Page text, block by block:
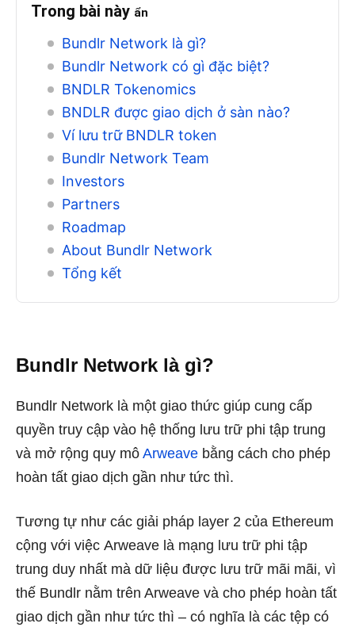
Trong bài này ẩn
Bundlr Network là gì?
Bundlr Network có gì đặc biệt?
BNDLR Tokenomics
BNDLR được giao dịch ở sàn nào?
Ví lưu trữ BNDLR token
Bundlr Network Team
Investors
Partners
Roadmap
About Bundlr Network
Tổng kết
Bundlr Network là gì?
Bundlr Network là một giao thức giúp cung cấp
quyền truy cập vào hệ thống lưu trữ phi tập trung
và mở rộng quy mô Arweave bằng cách cho phép
hoàn tất giao dịch gần như tức thì.
Tương tự như các giải pháp layer 2 của Ethereum
cộng với việc Arweave là mạng lưu trữ phi tập
trung duy nhất mà dữ liệu được lưu trữ mãi mãi, vì
thế Bundlr nằm trên Arweave và cho phép hoàn tất
giao dịch gần như tức thì – có nghĩa là các tệp có